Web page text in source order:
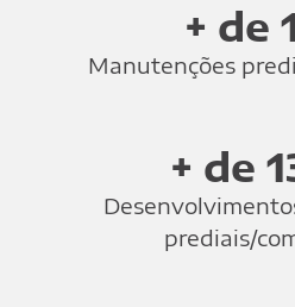
+ de
Manutenções
+ de
prediais/